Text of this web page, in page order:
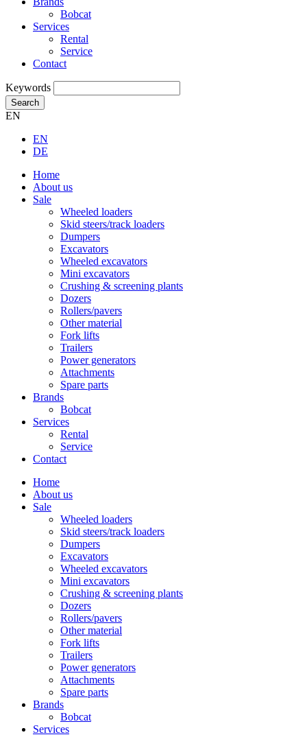
Bobcat
Services
Rental
Service
Contact
Keywords
Search
EN
EN
DE
Home
About us
Sale
Wheeled loaders
Skid steers/track loaders
Dumpers
Excavators
Wheeled excavators
Mini excavators
Crushing & screening plants
Dozers
Rollers/pavers
Other material
Fork lifts
Trailers
Power generators
Attachments
Spare parts
Brands
Bobcat
Services
Rental
Service
Contact
Home
About us
Sale
Wheeled loaders
Skid steers/track loaders
Dumpers
Excavators
Wheeled excavators
Mini excavators
Crushing & screening plants
Dozers
Rollers/pavers
Other material
Fork lifts
Trailers
Power generators
Attachments
Spare parts
Brands
Bobcat
Services